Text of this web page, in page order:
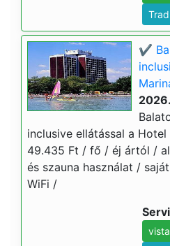
✔️
inclusive ellátással a
49.435 Ft / fő / éj ártól /
és szauna használat /
WiFi /
vista